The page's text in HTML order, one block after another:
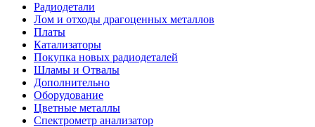
Радиодетали
Лом и отходы драгоценных металлов
Платы
Катализаторы
Покупка новых радиодеталей
Шламы и Отвалы
Дополнительно
Оборудование
Цветные металлы
Спектрометр анализатор